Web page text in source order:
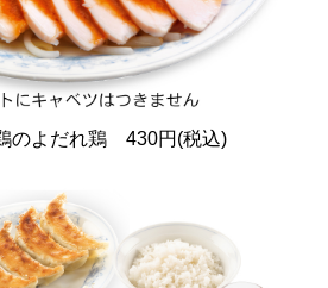
のよだれ鶏 430円(税込)